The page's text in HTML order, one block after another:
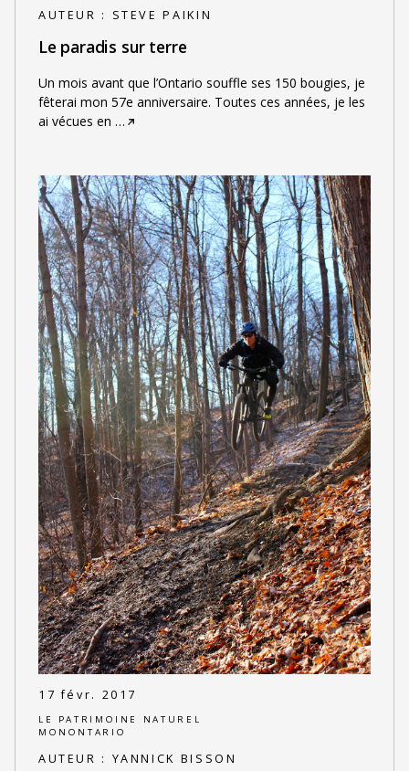
AUTEUR : STEVE PAIKIN
Le paradis sur terre
Un mois avant que l’Ontario souffle ses 150 bougies, je
fêterai mon 57e anniversaire. Toutes ces années, je les
ai vécues en …
17 févr. 2017
LE PATRIMOINE NATUREL
MONONTARIO
AUTEUR : YANNICK BISSON